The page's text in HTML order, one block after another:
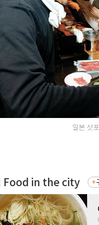
일본 삿
Food in the city